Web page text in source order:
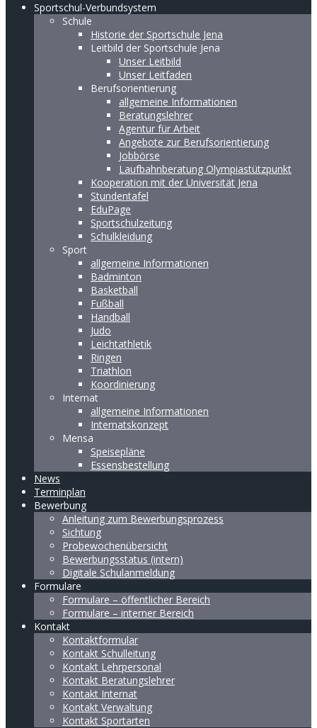
Sportschul-Verbundsystem
Schule
Historie der Sportschule Jena
Leitbild der Sportschule Jena
Unser Leitbild
Unser Leitfaden
Berufsorientierung
allgemeine Informationen
Beratungslehrer
Agentur für Arbeit
Angebote zur Berufsorientierung
Jobbörse
Laufbahnberatung Olympiastützpunkt
Kooperation mit der Universität Jena
Stundentafel
EduPage
Sportschulzeitung
Schulkleidung
Sport
allgemeine Informationen
Badminton
Basketball
Fußball
Handball
Judo
Leichtathletik
Ringen
Triathlon
Koordinierung
Internat
allgemeine Informationen
Internatskonzept
Mensa
Speisepläne
Essensbestellung
News
Terminplan
Bewerbung
Anleitung zum Bewerbungsprozess
Sichtung
Probewochenübersicht
Bewerbungsstatus (intern)
Digitale Schulanmeldung
Formulare
Formulare – öffentlicher Bereich
Formulare – interner Bereich
Kontakt
Kontaktformular
Kontakt Schulleitung
Kontakt Lehrpersonal
Kontakt Beratungslehrer
Kontakt Internat
Kontakt Verwaltung
Kontakt Sportarten